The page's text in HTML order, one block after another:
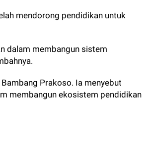
mendorong pendidikan untuk
dalam membangun sistem
Prakoso. Ia menyebut
membangun ekosistem pendidikan